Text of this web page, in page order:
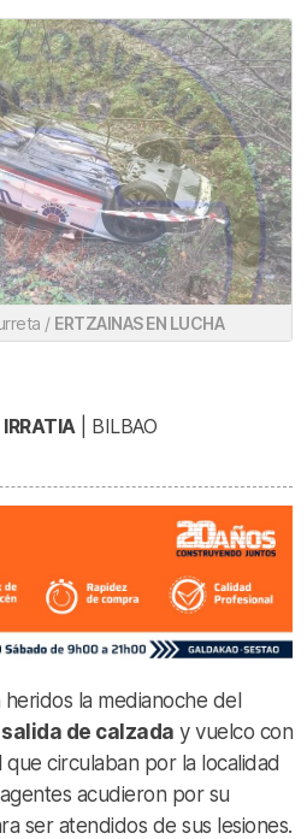
/ ERTZAINAS EN LUCHA
| BILBAO
la medianoche del
salida de calzada y vuelco con
circulaban por la localidad
acudieron por su
ser atendidos de sus lesiones.